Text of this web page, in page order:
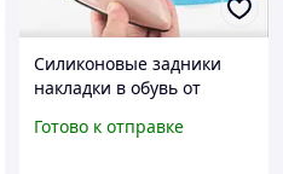
Силиконовые задники
накладки в обувь от
от мозолей) прозрачные
Готово к отправке